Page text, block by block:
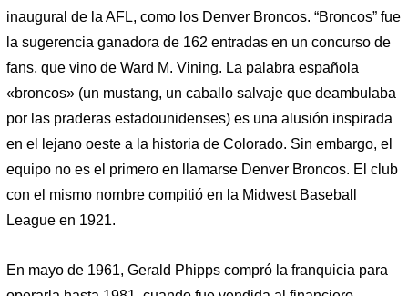
inaugural de la AFL, como los Denver Broncos. “Broncos” fue
la sugerencia ganadora de 162 entradas en un concurso de
fans, que vino de Ward M. Vining. La palabra española
«broncos» (un mustang, un caballo salvaje que deambulaba
por las praderas estadounidenses) es una alusión inspirada
en el lejano oeste a la historia de Colorado. Sin embargo, el
equipo no es el primero en llamarse Denver Broncos. El club
con el mismo nombre compitió en la Midwest Baseball
League en 1921.
En mayo de 1961, Gerald Phipps compró la franquicia para